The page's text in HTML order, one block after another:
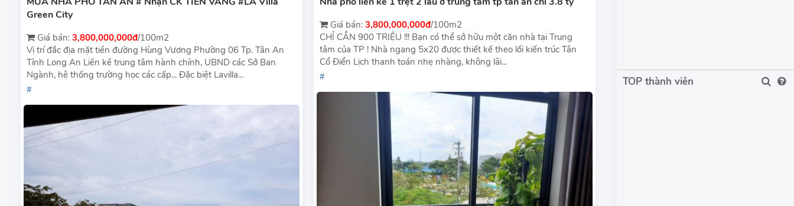
Green City
Giá bán:3,800,000,000đ/100m2
Vị trí đắc địa mặt tiền đường Hùng Vương Phường 06 Tp. Tân An
Tỉnh Long An Liền kề trung tâm hành chính, UBND các Sở Ban
Ngành, hệ thống trường học các cấp... Đặc biệt Lavilla...
Giá bán:3,800,000,000đ/100m2
CHỈ CẦN 900 TRIỆU !!! Bạn có thể sở hữu một căn nhà tại Trung
tâm của TP ! Nhà ngang 5x20 được thiết kế theo lối kiến trúc Tân
Cổ Điển Lịch thanh toán nhẹ nhàng, không lãi...
TOP thành viên